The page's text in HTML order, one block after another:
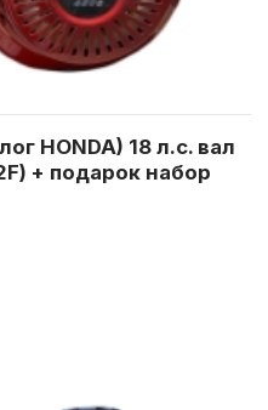
HONDA) 18 л.с. вал
+ подарок набор